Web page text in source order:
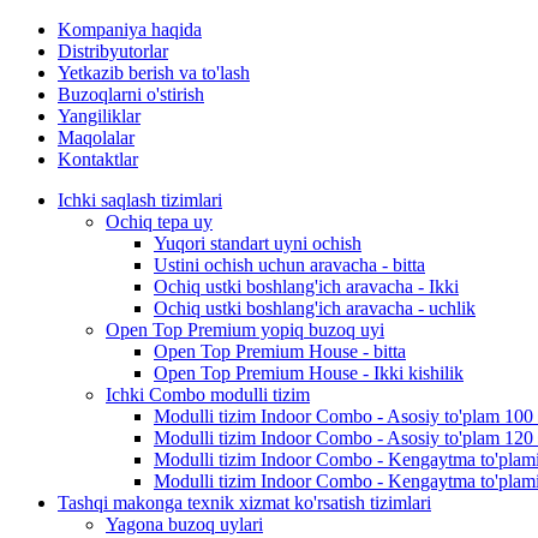
Kompaniya haqida
Distribyutorlar
Yetkazib berish va to'lash
Buzoqlarni o'stirish
Yangiliklar
Maqolalar
Kontaktlar
Ichki saqlash tizimlari
Ochiq tepa uy
Yuqori standart uyni ochish
Ustini ochish uchun aravacha - bitta
Ochiq ustki boshlang'ich aravacha - Ikki
Ochiq ustki boshlang'ich aravacha - uchlik
Open Top Premium yopiq buzoq uyi
Open Top Premium House - bitta
Open Top Premium House - Ikki kishilik
Ichki Combo modulli tizim
Modulli tizim Indoor Combo - Asosiy to'plam 100
Modulli tizim Indoor Combo - Asosiy to'plam 120
Modulli tizim Indoor Combo - Kengaytma
Modulli tizim Indoor Combo - Kengaytma
Tashqi makonga texnik xizmat ko'rsatish tizimlari
Yagona buzoq uylari